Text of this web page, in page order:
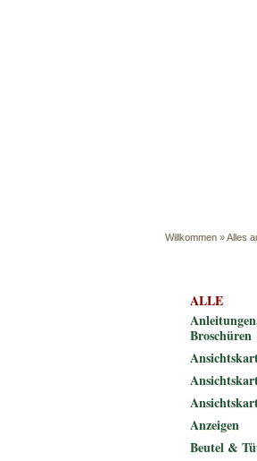
Willkommen »Alles
ALLE
Broschüren
Anzeigen
Beutel &